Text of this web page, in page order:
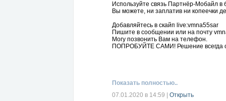
Используйте связь Партнёр-Мобайл в
Вы можете, ни заплатив ни копеечки
Добавляйтесь в скайп live:vmna55sar
Пишите в сообщении или на почту
Могу позвонить Вам на телефон.
ПОПРОБУЙТЕ САМИ! Решение всегда
Показать полностью..
07.01.2020 в 14:59
Открыть